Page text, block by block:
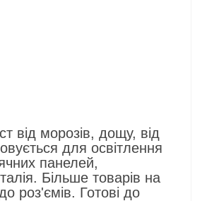
від морозів, дощу, від
для освітлення
панелей,
Більше товарів на
роз'ємів. Готові до